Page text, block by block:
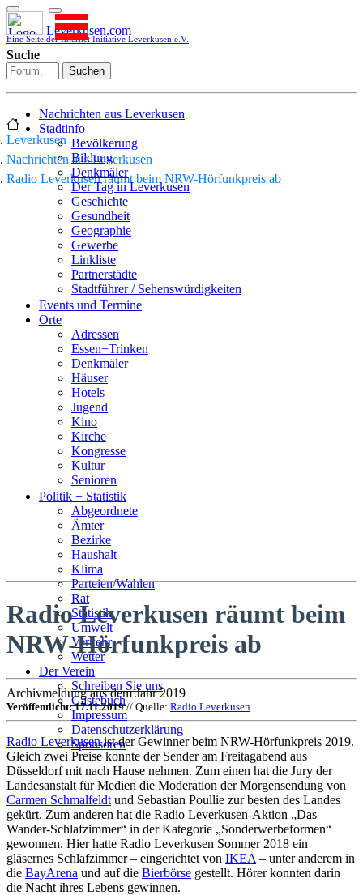
Leverkusen.com
Eine Seite der Internet Initiative Leverkusen e.V.
Suche
Suchen
Nachrichten aus Leverkusen
Stadtinfo
Bevölkerung
Bildung
Denkmäler
Der Tag in Leverkusen
Geschichte
Gesundheit
Geographie
Gewerbe
Linkliste
Partnerstädte
Stadtführer / Sehenswürdigkeiten
Stadtplan
Sport
Who is who
Wohnen
Events und Termine
Orte
Adressen
Essen+Trinken
Denkmäler
Häuser
Hotels
Jugend
Kino
Kirche
Kongresse
Kultur
Senioren
Stadtführer
Straßen
Politik + Statistik
Abgeordnete
Ämter
Bezirke
Haushalt
Klima
Parteien/Wahlen
Rat
Statistik
Umwelt
Verkehr
Wetter
Der Verein
Schreiben Sie uns
Gästebuch
Impressum
Datenschutzerklärung
Sponsoren
Leverkusen
Nachrichten aus Leverkusen
Radio Leverkusen räumt beim NRW-Hörfunkpreis ab
Radio Leverkusen räumt beim
NRW-Hörfunkpreis ab
Archivmeldung aus dem Jahr 2019
Veröffentlicht: 17.11.2019// Quelle: Radio Leverkusen
Radio Leverkusenist der Gewinner beim NRW-Hörfunkpreis 2019.
Gleich zwei Preise konnte der Sender am Freitagabend aus
Düsseldorf mit nach Hause nehmen. Zum einen hat die Jury der
Landesanstalt für Medien die Moderation der Morgensendung von
Carmen Schmalfeldt und Sebastian Poullie zur besten des Landes
gekürt. Zum anderen hat die Radio Leverkusen-Aktion „Das
Wander-Schlafzimmer“ in der Kategorie „Sonderwerbeformen“
gewonnen. Hier hatte Radio Leverkusen Sommer 2018 ein
gläsernes Schlafzimmer – eingerichtet von IKEA – unter anderem in
die BayArena und auf die Bierbörse gestellt. Hörer konnten darin
die Nacht ihres Lebens gewinnen.